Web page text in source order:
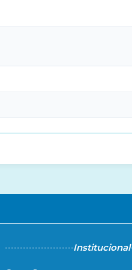
Institucional